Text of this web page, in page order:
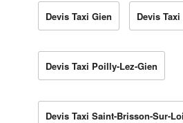
Devis Taxi Gien Devis
Devis Taxi Poilly-Lez-Gien
Devis Taxi Saint-Brisson-Sur-